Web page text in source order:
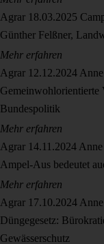
Agrar 18.03.2025
Günther Felßner,
Mehr erfahren
Agrar 12.12.2024
Gemeinwohlorientierte
Bundespolitik
Mehr erfahren
Agrar 14.11.2024
Ampel-Aus bedeutet
Mehr erfahren
Agrar 17.10.2024
Düngegesetz:
Gewässerschutz